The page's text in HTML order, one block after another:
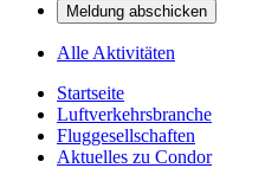
Meldung abschicken
Alle Aktivitäten
Startseite
Luftverkehrsbranche
Fluggesellschaften
Aktuelles zu Condor